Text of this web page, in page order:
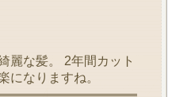
麗な髪。 2年間カット
になりますね。